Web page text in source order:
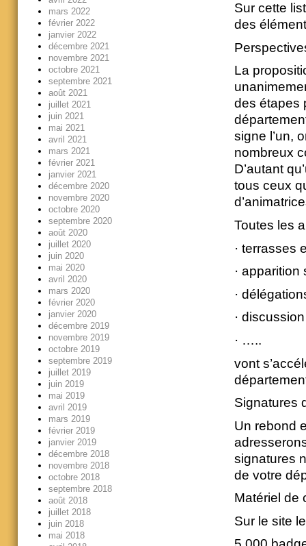
Sur cette
des
La
des étapes
signe l’un,
nombreux
D’autant
tous ceux
Toutes les
· terrasses
·
·
·
· …..
vont
Signatures
Un rebond
signatures
de votre
Matériel de
Sur le site
mars 2022
février 2022
janvier 2022
décembre 2021
novembre 2021
octobre 2021
septembre 2021
août 2021
juillet 2021
juin 2021
mai 2021
avril 2021
mars 2021
février 2021
janvier 2021
décembre 2020
novembre 2020
octobre 2020
septembre 2020
août 2020
juillet 2020
juin 2020
mai 2020
avril 2020
mars 2020
février 2020
janvier 2020
décembre 2019
novembre 2019
octobre 2019
septembre 2019
juillet 2019
juin 2019
mai 2019
avril 2019
mars 2019
février 2019
janvier 2019
décembre 2018
novembre 2018
octobre 2018
septembre 2018
août 2018
juillet 2018
juin 2018
mai 2018